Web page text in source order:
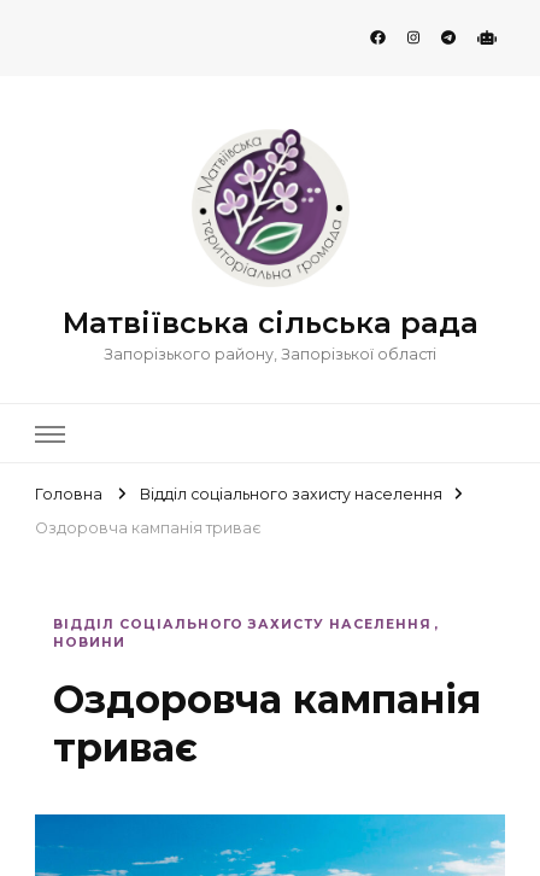
Матвіївська сільська рада
Запорізького району, Запорізької області
Головна
Відділ соціального захисту населення
Оздоровча кампанія триває
ВІДДІЛ СОЦІАЛЬНОГО ЗАХИСТУ НАСЕЛЕННЯ
НОВИНИ
Оздоровча кампанія
триває